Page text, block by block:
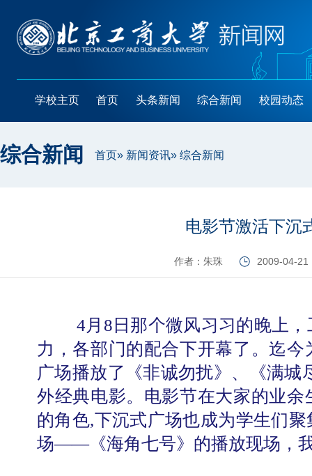
学校主页 首页 头条新闻 综合新闻 校园动态
综合新闻 首页» 新闻资讯» 综合新闻
电影节激活下沉
作者：朱珠 2009-04-21
4月 8 日 那个微风习习的晚上
力，各部门的配合下开幕了。迄今
广场播放了《非诚勿扰》、《满城
外经典电影。电影节在大家的业
的角色,下沉式广场也成为学生们
场——《海角七号》的播放现场，